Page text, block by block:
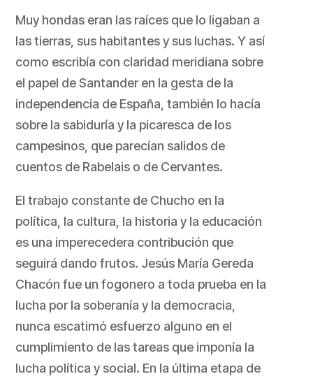
Muy hondas eran las raíces que lo ligaban a
las tierras, sus habitantes y sus luchas. Y así
como escribía con claridad meridiana sobre
el papel de Santander en la gesta de la
independencia de España, también lo hacía
sobre la sabiduría y la picaresca de los
campesinos, que parecían salidos de
cuentos de Rabelais o de Cervantes.
El trabajo constante de Chucho en la
política, la cultura, la historia y la educación
es una imperecedera contribución que
seguirá dando frutos. Jesús María Gereda
Chacón fue un fogonero a toda prueba en la
lucha por la soberanía y la democracia,
nunca escatimó esfuerzo alguno en el
cumplimiento de las tareas que imponía la
lucha política y social. En la última etapa de